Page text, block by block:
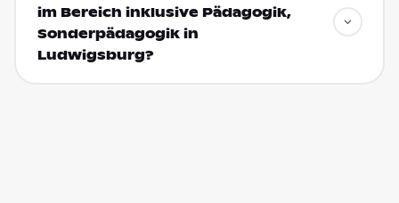
im Bereich inklusive Pädagogik,
Sonderpädagogik in
Ludwigsburg?